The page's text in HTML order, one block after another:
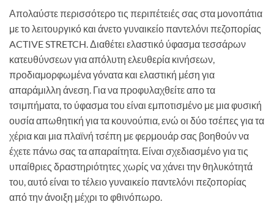
Απολαύστε περισσότερο τις περιπέτειές σας στα μονοπάτια
με το λειτουργικό και άνετο γυναικείο παντελόνι πεζοπορίας
ACTIVE STRETCH. Διαθέτει ελαστικό ύφασμα τεσσάρων
κατευθύνσεων για απόλυτη ελευθερία κινήσεων,
προδιαμορφωμένα γόνατα και ελαστική μέση για
απαράμιλλη άνεση. Για να προφυλαχθείτε απο τα
τσιμπήματα, το ύφασμα του είναι εμποτισμένο με μια φυσική
ουσία απωθητική για τα κουνούπια, ενώ οι δύο τσέπες για τα
χέρια και μια πλαϊνή τσέπη με φερμουάρ σας βοηθούν να
έχετε πάνω σας τα απαραίτητα. Είναι σχεδιασμένο για τις
υπαίθριες δραστηριότητες χωρίς να χάνει την θηλυκότητά
του, αυτό είναι το τέλειο γυναικείο παντελόνι πεζοπορίας
από την άνοιξη μέχρι το φθινόπωρο.